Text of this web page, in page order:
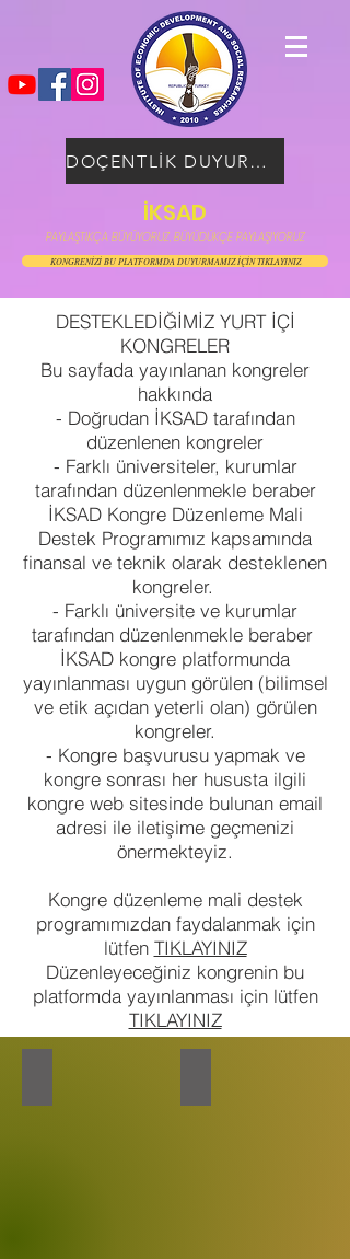
DOÇENTLİK DUYURUSU
İKSAD
PAYLAŞTIKÇA BÜYÜYORUZ, BÜYÜDÜKÇE PAYLAŞIYORUZ
KONGRENİZİ BU PLATFORMDA DUYURMAMIZ İÇİN TIKLAYINIZ
DESTEKLEDİĞİMİZ YURT İÇİ
KONGRELER
Bu sayfada yayınlanan kongreler
hakkında
- Doğrudan İKSAD tarafından
düzenlenen kongreler
- Farklı üniversiteler, kurumlar
tarafından düzenlenmekle beraber
İKSAD Kongre Düzenleme Mali
Destek Programımız kapsamında
finansal ve teknik olarak desteklenen
kongreler.
- Farklı üniversite ve kurumlar
tarafından düzenlenmekle beraber
İKSAD kongre platformunda
yayınlanması uygun görülen (bilimsel
ve etik açıdan yeterli olan) görülen
kongreler.
- Kongre başvurusu yapmak ve
kongre sonrası her hususta ilgili
kongre web sitesinde bulunan email
adresi ile iletişime geçmenizi
önermekteyiz.
Kongre düzenleme mali destek
programımızdan faydalanmak için
lütfen TIKLAYINIZ
Düzenleyeceğiniz kongrenin bu
platformda yayınlanması için lütfen
TIKLAYINIZ